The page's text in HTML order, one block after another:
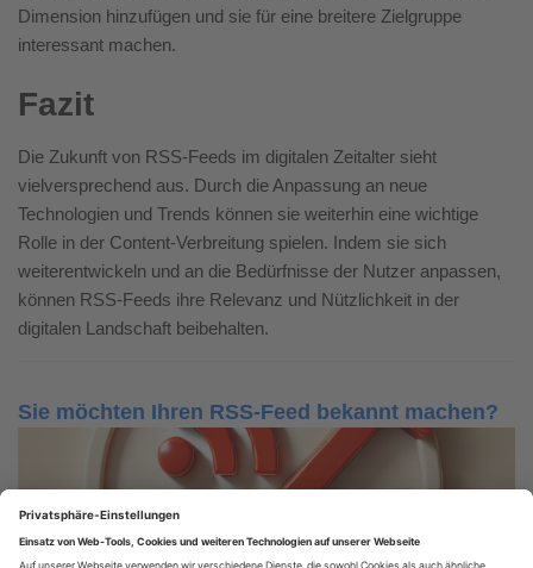
Dimension hinzufügen und sie für eine breitere Zielgruppe
interessant machen.
Fazit
Die Zukunft von RSS-Feeds im digitalen Zeitalter sieht
vielversprechend aus. Durch die Anpassung an neue
Technologien und Trends können sie weiterhin eine wichtige
Rolle in der Content-Verbreitung spielen. Indem sie sich
weiterentwickeln und an die Bedürfnisse der Nutzer anpassen,
können RSS-Feeds ihre Relevanz und Nützlichkeit in der
digitalen Landschaft beibehalten.
Sie möchten Ihren RSS-Feed bekannt machen?